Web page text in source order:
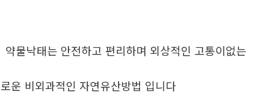
약물낙태는 안전하고 편리하며 외상적인 고통이없는
운 비외과적인 자연유산방법 입니다